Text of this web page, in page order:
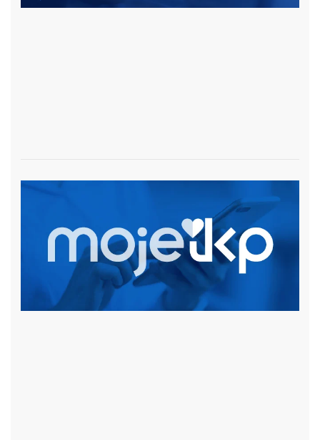
czytaj więcej
czytaj więcej